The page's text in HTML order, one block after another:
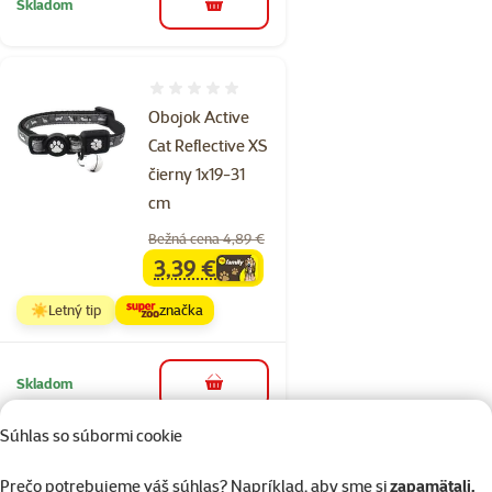
Súhlas so súbormi cookie
Prečo potrebujeme váš súhlas? Napríklad, aby sme sizapamätali,
Skladom do košíka
Obojok Active
Cat Reflective XS
čierny 1x19-31
cm
Bežná cena 4,89 €
familycena
3,39 €
☀️Letný tip značka
Skladom do košíka
Hodnotenie 0%